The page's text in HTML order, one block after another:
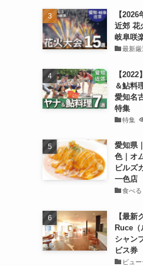
【
近郊 花
岐阜咲
最新
【
＆鮎料
愛知名
特集
特集
愛知県
色｜オ
ビルズ
一色店
食べる
【最新
Ruce（
シャン
ビス券
ビュ